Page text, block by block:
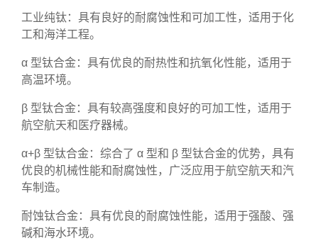
工业纯钛：具有良好的耐腐蚀性和可加工性，适用于化
工和海洋工程。
α 型钛合金：具有优良的耐热性和抗氧化性能，适用于
高温环境。
β 型钛合金：具有较高强度和良好的可加工性，适用于
航空航天和医疗器械。
α+β 型钛合金：综合了 α 型和 β 型钛合金的优势，具有
优良的机械性能和耐腐蚀性，广泛应用于航空航天和汽
车制造。
耐蚀钛合金：具有优良的耐腐蚀性能，适用于强酸、强
碱和海水环境。